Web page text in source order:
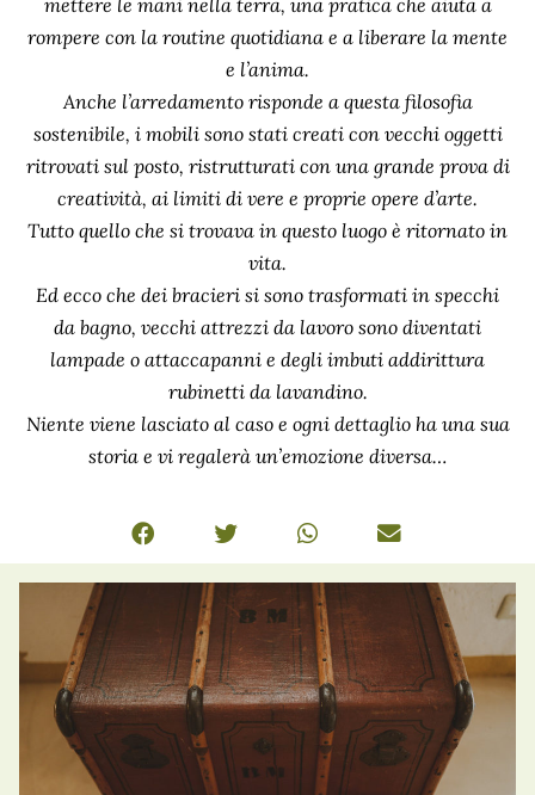
mettere le mani nella terra, una pratica che aiuta a
rompere con la routine quotidiana e a liberare la mente
e l’anima.
Anche l’arredamento risponde a questa filosofia
sostenibile, i mobili sono stati creati con vecchi oggetti
ritrovati sul posto, ristrutturati con una grande prova di
creatività, ai limiti di vere e proprie opere d’arte.
Tutto quello che si trovava in questo luogo è ritornato in
vita.
Ed ecco che dei bracieri si sono trasformati in specchi
da bagno, vecchi attrezzi da lavoro sono diventati
lampade o attaccapanni e degli imbuti addirittura
rubinetti da lavandino.
Niente viene lasciato al caso e ogni dettaglio ha una sua
storia e vi regalerà un’emozione diversa…